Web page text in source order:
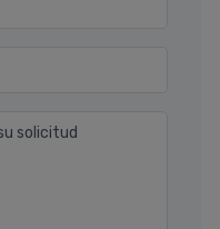
solicitud